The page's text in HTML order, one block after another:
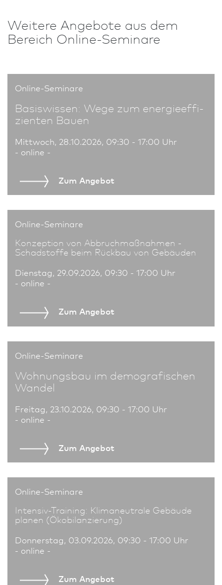
Weitere An­ge­bote aus dem
Bereich Online-Seminare
Online-Seminare
Basiswissen: Wege zum energie­effi­
zienten Bauen
Mittwoch, 28.10.2026, 09:30 - 17:00 Uhr
- online -
Zum An­ge­bot
Online-Seminare
Konzeption von Abbruchmaßnahmen -
Schadstoffe beim Rückbau von Gebäuden
Dienstag, 29.09.2026, 09:30 - 17:00 Uhr
- online -
Zum An­ge­bot
Online-Seminare
Wohnungs­bau im demografischen
Wandel
Freitag, 23.10.2026, 09:30 - 17:00 Uhr
- online -
Zum An­ge­bot
Online-Seminare
Intensiv-Training: Klimaneutrale Gebäude
planen (Ökobilanzierung)
Donnerstag, 03.09.2026, 09:30 - 17:00 Uhr
- online -
Zum An­ge­bot